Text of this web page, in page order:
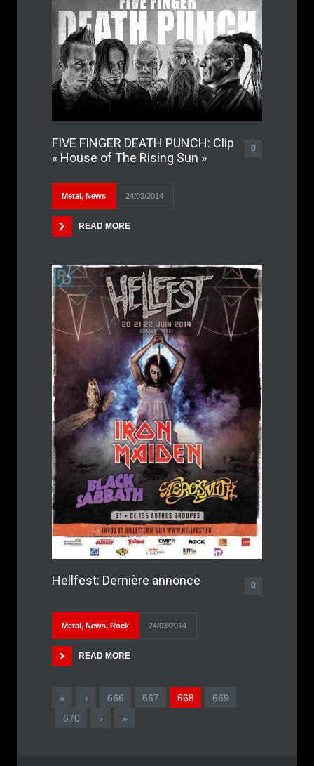
FIVE FINGER DEATH PUNCH: Clip
« House of The Rising Sun »
0
Metal, News 24/03/2014
READ MORE
Hellfest: Dernière annonce 0
Metal , News, Rock 24/03/2014
READ MORE
« ‹ 666 667 668
669
670
› »